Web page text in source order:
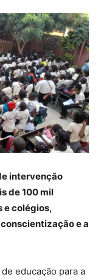
intervenção
de 100 mil
e colégios,
e a
educação para a